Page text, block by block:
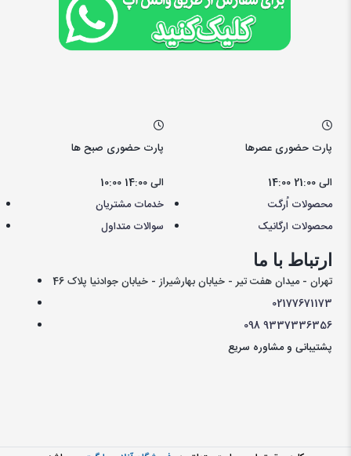
پارت حضوری صبح ها
10:00 الی 14:00
پارت حضوری عصرها
14:00 الی 21:00
خدمات مشتریان
سوالات متداول
محصولات اُرگت
محصولات ارگانیک
ارتباط با ما
تهران - میدان هفت تیر - خیابان بهارشیراز - خیابان جوادنیا پلاک 46
02177671173
0989337336356
پشتیبانی و مشاوره سریع